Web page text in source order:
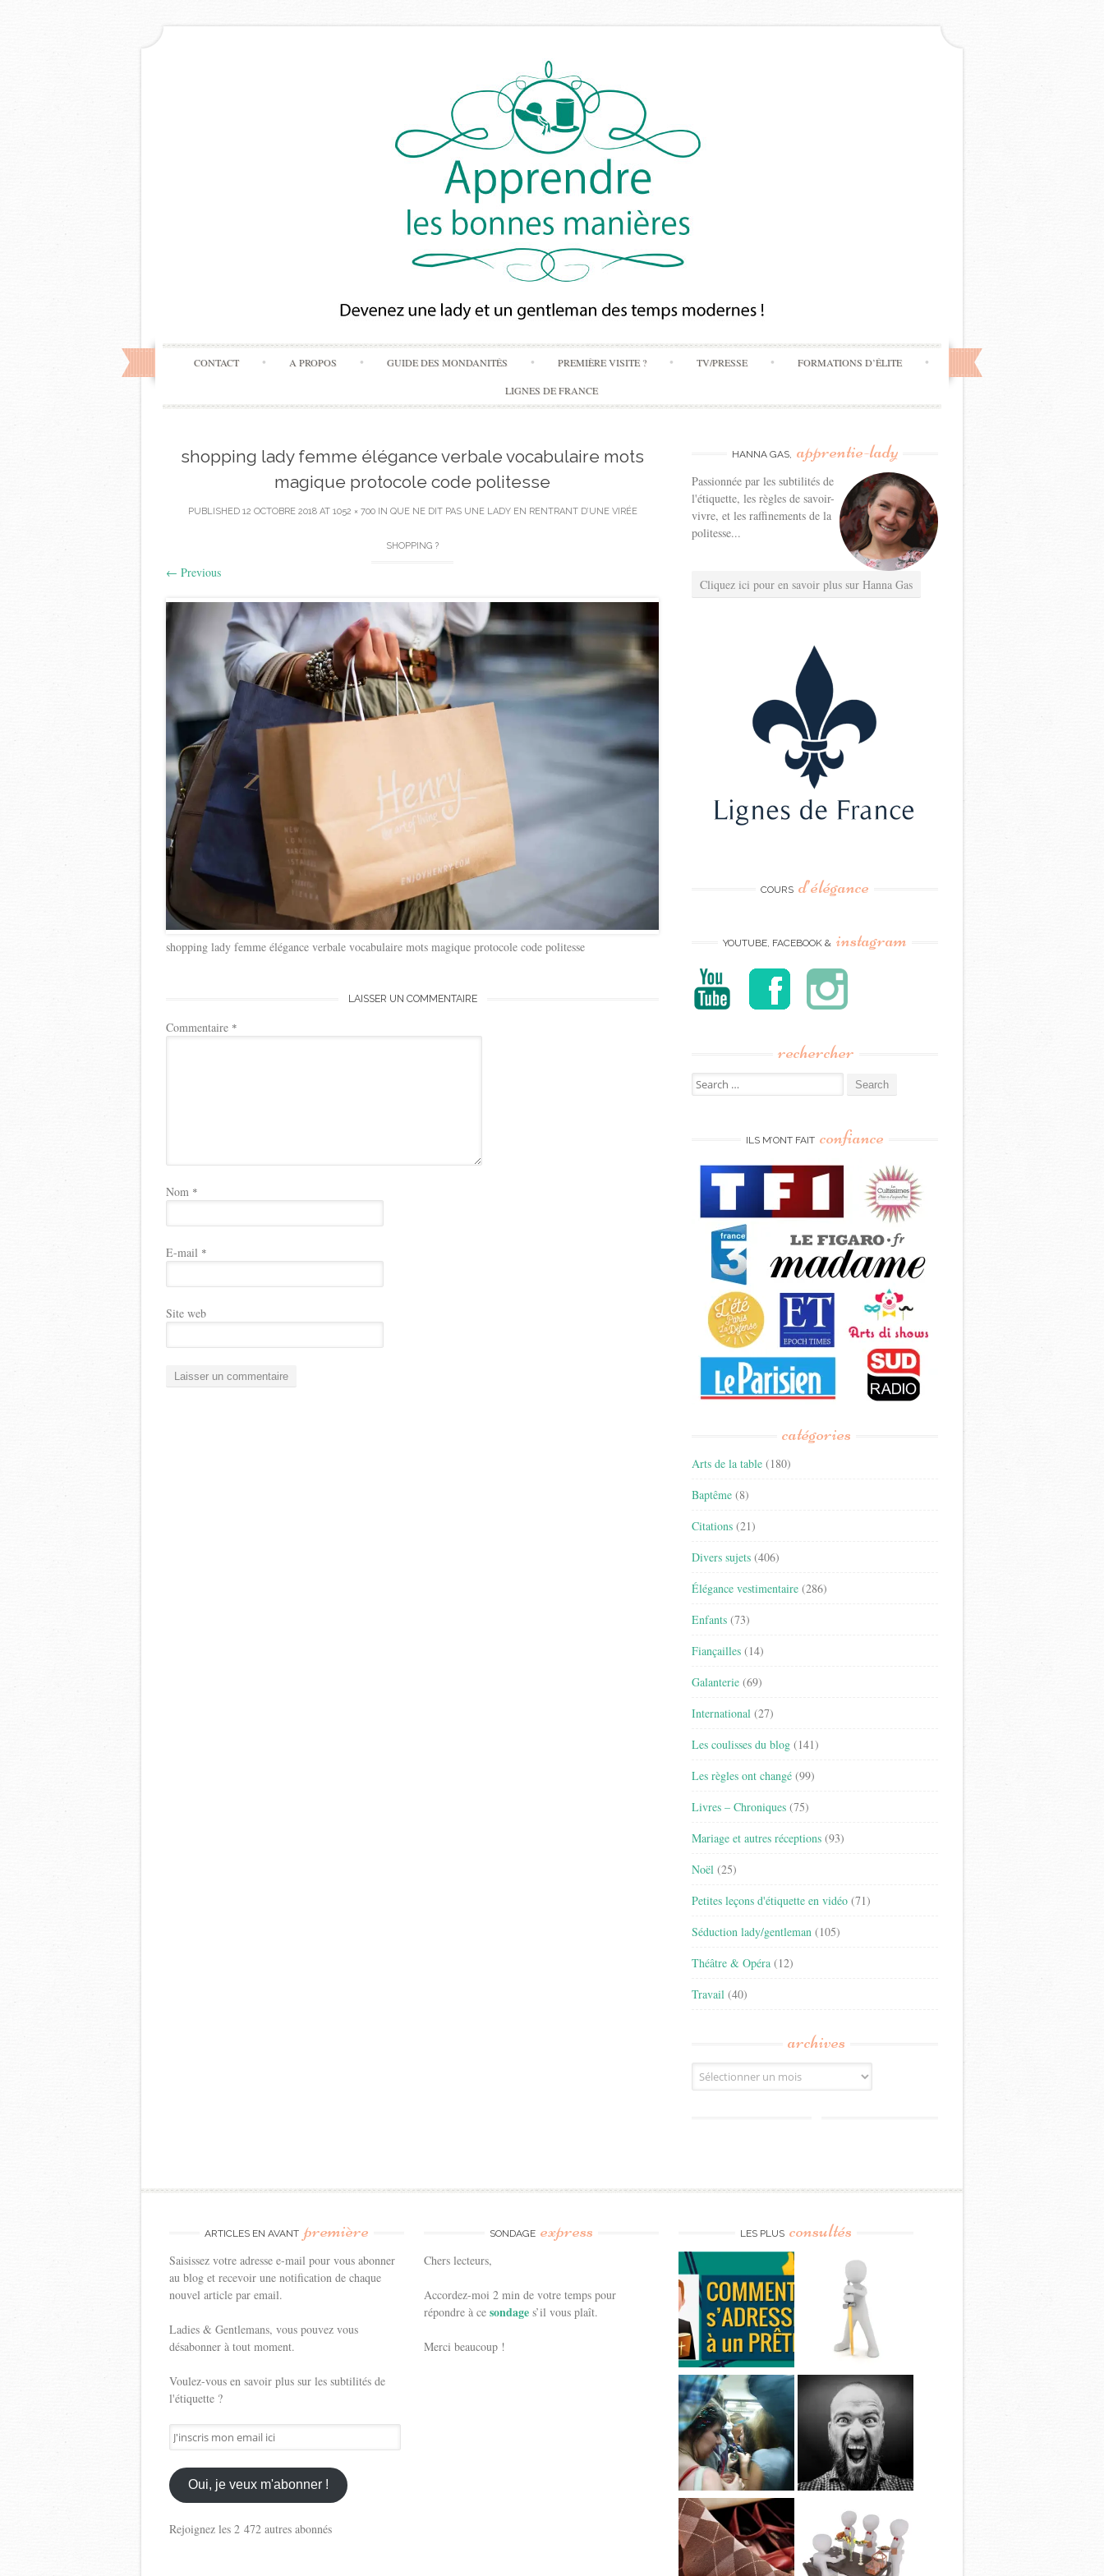
Skip
to
content
CONTACT A PROPOS GUIDE DES MONDANITÉS PREMIÈRE VISITE ? TV/PRESSE FORMATIONS D’ÉLITE
LIGNES DE FRANCE
shopping lady femme élégance verbale vocabulaire mots
magique protocole code politesse
PUBLISHED 12 OCTOBRE 2018AT 1052 × 700IN QUE NE DIT PAS UNE LADY EN RENTRANT D’UNE VIRÉE
SHOPPING ?
← Previous
shopping lady femme élégance verbale vocabulaire mots magique protocole code politesse
LAISSER UN COMMENTAIRE
Commentaire *
Nom *
E-mail *
Site web
HANNA GAS, apprentie-lady
Passionnée par les subtilités de
l'étiquette, les règles de savoir-
vivre, et les raffinements de la
politesse...
Cliquez ici pour en savoir plus sur Hanna Gas
COURS d’élégance
YOUTUBE, FACEBOOK & instagram
rechercher
Search
for:
ILS M’ONT FAIT confiance
catégories
Arts de la table (180)
Baptême (8)
Citations (21)
Divers sujets (406)
Élégance vestimentaire (286)
Enfants (73)
Fiançailles (14)
Galanterie (69)
International (27)
Les coulisses du blog (141)
Les règles ont changé (99)
Livres – Chroniques (75)
Mariage et autres réceptions (93)
Noël (25)
Petites leçons d'étiquette en vidéo (71)
Séduction lady/gentleman (105)
Théâtre & Opéra (12)
Travail (40)
archives
Archives
ARTICLES EN AVANT première
Saisissez votre adresse e-mail pour vous abonner
au blog et recevoir une notification de chaque
nouvel article par email.
Ladies & Gentlemans, vous pouvez vous
désabonner à tout moment.
Voulez-vous en savoir plus sur les subtilités de
l'étiquette ?
J'inscris
mon
email
ici
Oui, je veux m'abonner !
Rejoignez les 2 472 autres abonnés
SONDAGE express
Chers lecteurs,
Accordez-moi 2 min de votre temps pour
répondre à cesondages’il vous plaît.
Merci beaucoup !
LES PLUS consultés